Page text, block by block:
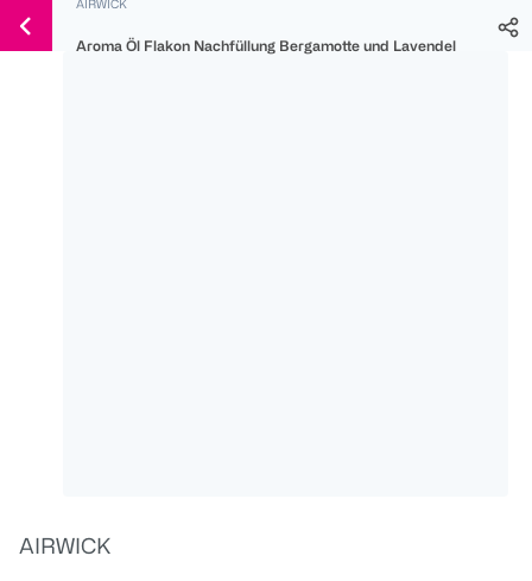
150 Ös
300 Ös
500 Ös
Weiter
zum
AIRWICK
Aroma Öl Flakon Nachfüllung Bergamotte und Lavendel
AIRWICK